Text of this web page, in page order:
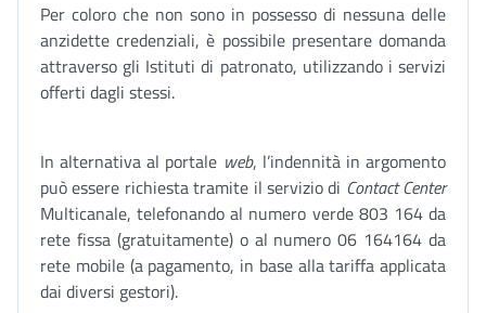
Per coloro che non sono in possesso di nessuna delle
anzidette credenziali, è possibile presentare domanda
attraverso gli Istituti di patronato, utilizzando i servizi
offerti dagli stessi.
In alternativa al portale web, l’indennità in argomento
può essere richiesta tramite il servizio di Contact Center
Multicanale, telefonando al numero verde 803 164 da
rete fissa (gratuitamente) o al numero 06 164164 da
rete mobile (a pagamento, in base alla tariffa applicata
dai diversi gestori).